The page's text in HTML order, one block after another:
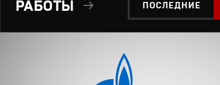
ПОСЛЕДНИЕ
РАБОТЫ